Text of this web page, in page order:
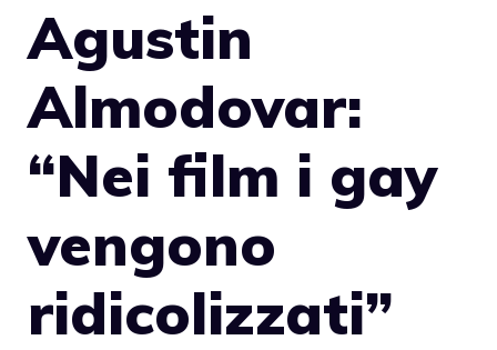
Agustin
Almodovar:
“Nei film i gay
vengono
ridicolizzati”